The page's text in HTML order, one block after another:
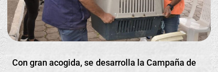
Con gran acogida, se desarrolla la Campaña de